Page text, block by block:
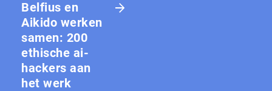
Belfius en
Aikido werken
samen: 200
ethische ai-
hackers aan
het werk